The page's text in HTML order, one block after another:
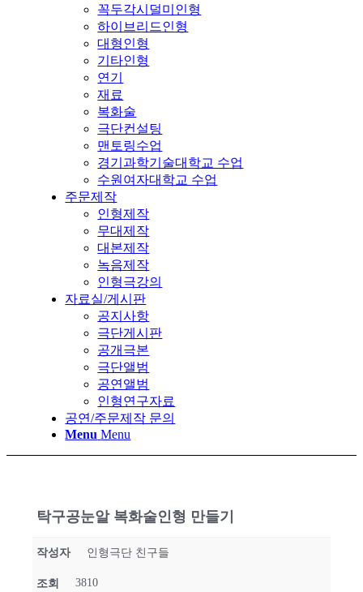
꼭두각시덜미인형
하이브리드인형
대형인형
기타인형
연기
재료
복화술
극단컨설팅
맨토링수업
경기과학기술대학교 수업
수원여자대학교 수업
주문제작
인형제작
무대제작
대본제작
녹음제작
인형극강의
자료실/게시판
공지사항
극단게시판
공개극본
극단앨범
공연앨범
인형연구자료
공연/주문제작 문의
Menu Menu
탁구공눈알 복화술인형 만들기
작성자 인형극단 친구들
조회 3810